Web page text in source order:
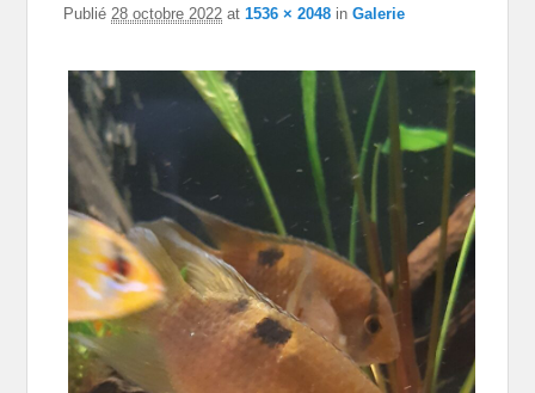
Publié 28 octobre 2022 at1536 × 2048 inGalerie